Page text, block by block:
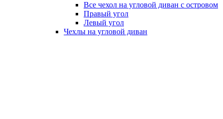
Все чехол на угловой диван с островом
Правый угол
Левый угол
Чехлы на угловой диван